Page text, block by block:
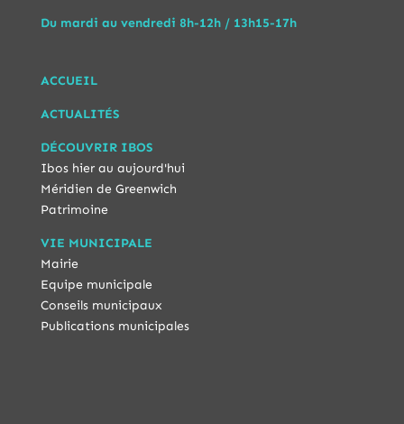
Du mardi au vendredi 8h-12h / 13h15-17h
ACCUEIL
ACTUALITÉS
DÉCOUVRIR IBOS
Ibos hier au aujourd'hui
Méridien de Greenwich
Patrimoine
VIE MUNICIPALE
Mairie
Equipe municipale
Conseils municipaux
Publications municipales